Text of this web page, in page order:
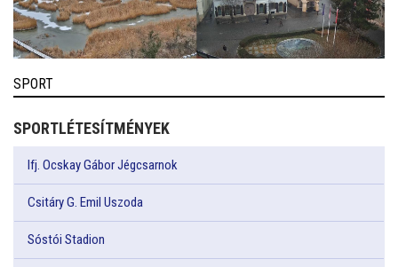
SPORT
SPORTLÉTESÍTMÉNYEK
Ifj. Ocskay Gábor Jégcsarnok
Csitáry G. Emil Uszoda
Sóstói Stadion